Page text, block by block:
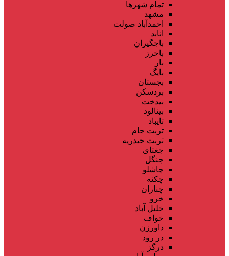
تمام شهر‌ها
مشهد
احمدآباد صولت
انابد
باجگیران
باخرز
بار
بایگ
بجستان
بردسکن
بیدخت
بینالود
تایباد
تربت جام
تربت حیدریه
جغتای
جنگل
چاشلو
چکنه
چناران
خرو
خلیل آباد
خواف
داورزن
در رود
درگز